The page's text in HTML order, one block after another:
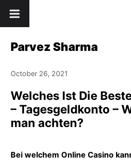
to
Parvez Sharma
October 26, 2021
Welches Ist Die
– Tagesgeldkonto –
man achten?
Bei welchem Online Casino